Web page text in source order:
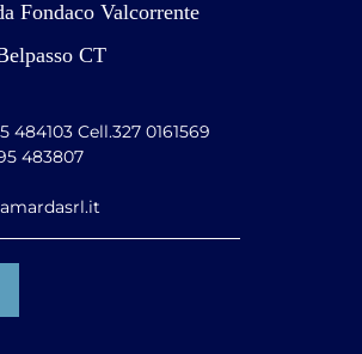
Fondaco Valcorrente
CT
484103 Cell.327 0161569
483807